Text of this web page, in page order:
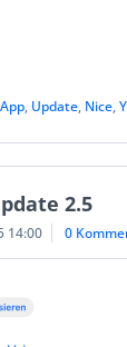
, Update, Nice,
2.5
14:00 0